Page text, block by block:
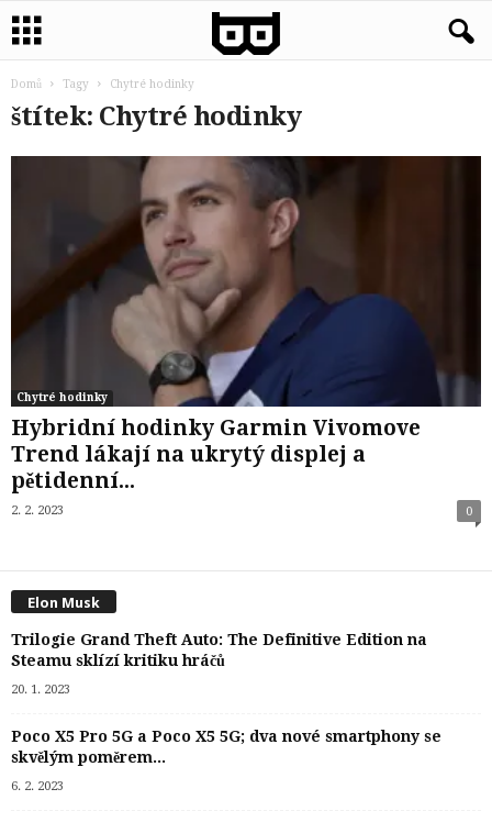
Domů Tagy Chytré hodinky
štítek: Chytré hodinky
Chytré hodinky
Hybridní hodinky Garmin Vivomove
Trend lákají na ukrytý displej a
pětidenní...
2. 2. 2023 0
Elon Musk
Trilogie Grand Theft Auto: The Definitive Edition na
Steamu sklízí kritiku hráčů
20. 1. 2023
Poco X5 Pro 5G a Poco X5 5G; dva nové smartphony se
skvělým poměrem...
6. 2. 2023